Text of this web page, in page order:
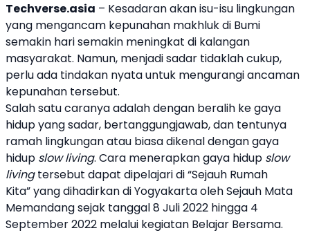
Techverse.asia – Kesadaran akan isu-isu lingkungan
yang mengancam kepunahan makhluk di Bumi
semakin hari semakin meningkat di kalangan
masyarakat. Namun, menjadi sadar tidaklah cukup,
perlu ada tindakan nyata untuk mengurangi ancaman
kepunahan tersebut.
Salah satu caranya adalah dengan beralih ke gaya
hidup yang sadar, bertanggungjawab, dan tentunya
ramah lingkungan atau biasa dikenal dengan gaya
hidup slow living. Cara menerapkan gaya hidup slow
living tersebut dapat dipelajari di “Sejauh Rumah
Kita” yang dihadirkan di Yogyakarta olehSejauh Mata
Memandangsejak tanggal 8 Juli 2022 hingga 4
September 2022 melalui kegiatan Belajar Bersama.